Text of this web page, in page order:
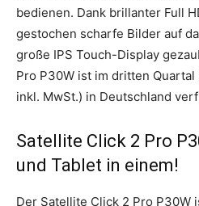
bedienen. Dank brillanter Full
gestochen scharfe Bilder auf
große IPS Touch-Display
Pro P30W ist im dritten Quartal
inkl. MwSt.) in Deutschland
Satellite Click 2 Pro
und Tablet in einem!
Der Satellite Click 2 Pro P30W